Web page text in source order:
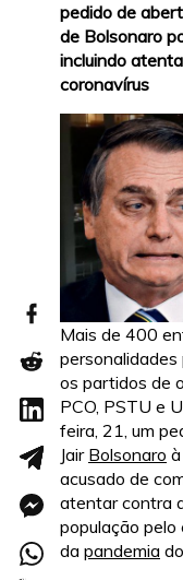
pedido de
de Bolsonaro
incluindo
coronavírus
Mais de 400
personalidades
os partidos de
PCO, PSTU e
feira, 21, um
Jair Bolsonaro à
acusado de
atentar contra
população
da pandemia do